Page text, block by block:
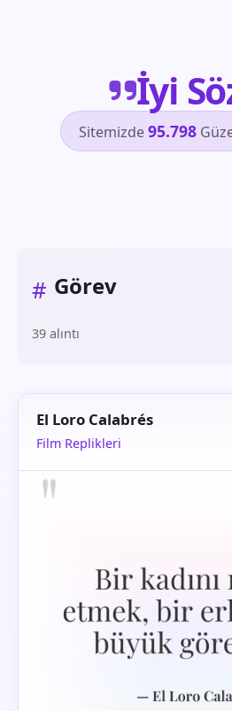
İyi
Sitemizde95.798
# Görev
39 alıntı
El Loro Calabrés
Film Replikleri